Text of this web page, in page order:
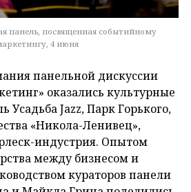
панель, посвященная событийному
4 июня
панельной дискуссии
оказались культурные
Усадьба Jazz, Парк Горького,
«Никола-Ленивец»,
индустрия. Опытом
между бизнесом и
кураторов панели